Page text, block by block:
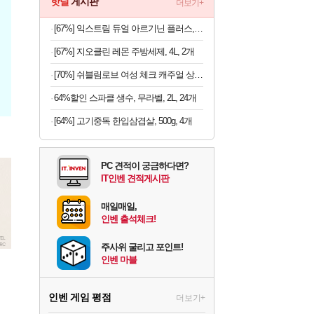
더보기+
[67%] 익스트림 듀얼 아르기닌 플러스, 120정, 1개
[67%] 지오클린 레몬 주방세제, 4L, 2개
[70%] 쉬블림로브 여성 체크 캐주얼 상하의 세트 안드리 GW1780, FREE, 1세트
64%할인 스파클 생수, 무라벨, 2L, 24개
[64%] 고기중독 한입삼겹살, 500g, 4개
PC 견적이 궁금하다면?
IT인벤 견적게시판
매일매일,
인벤 출석체크!
주사위 굴리고 포인트!
인벤 마블
인벤 게임 평점 더보기+